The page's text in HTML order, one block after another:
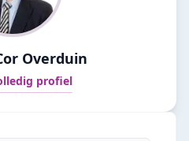
Overduin
profiel